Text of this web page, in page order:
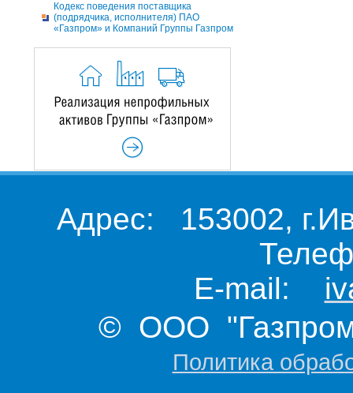
Кодекс поведения поставщика
(подрядчика, исполнителя) ПАО
«Газпром» и Компаний Группы Газпром
Адрес: 153002,
E-mail:
© ООО "Газпром
Политика